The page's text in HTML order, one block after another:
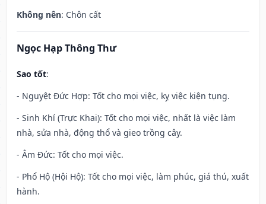
Không nên: Chôn cất
Ngọc Hạp Thông Thư
Sao tốt:
- Nguyệt Đức Hợp: Tốt cho mọi việc, kỵ việc kiện tụng.
- Sinh Khí (Trực Khai): Tốt cho mọi việc, nhất là việc làm
nhà, sửa nhà, động thổ và gieo trồng cây.
- Âm Đức: Tốt cho mọi việc.
- Phổ Hộ (Hội Hộ): Tốt cho mọi việc, làm phúc, giá thú, xuất
hành.